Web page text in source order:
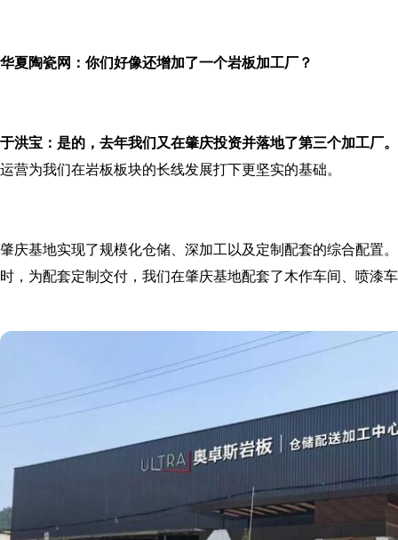
华夏陶瓷网：你们好像还增加了一个岩板加工厂？
于洪宝：是的，去年我们又在肇庆投资并落地了第三个加工厂
运营为我们在岩板板块的长线发展打下更坚实的基础。
肇庆基地实现了规模化仓储、深加工以及定制配套的综合配置
时，为配套定制交付，我们在肇庆基地配套了木作车间、喷漆